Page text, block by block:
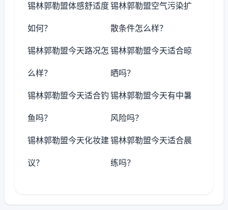
锡林郭勒盟体感舒适度
如何？
锡林郭勒盟空气污染扩
散条件怎么样？
锡林郭勒盟今天路况怎
么样？
锡林郭勒盟今天适合晾
晒吗？
锡林郭勒盟今天适合钓
鱼吗？
锡林郭勒盟今天有中暑
风险吗？
锡林郭勒盟今天化妆建
议？
锡林郭勒盟今天适合晨
练吗？